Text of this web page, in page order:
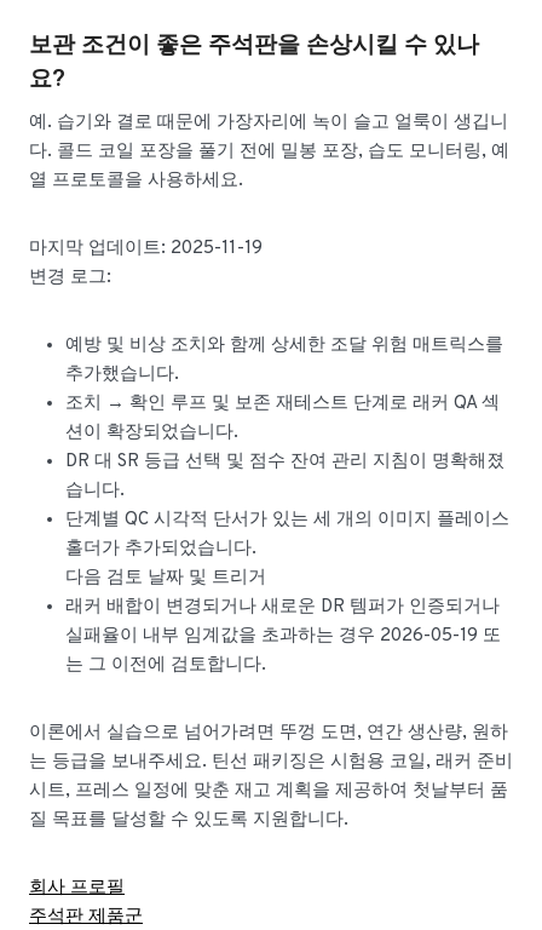
보관 조건이 좋은 주석판을 손상시킬 수 있나
요?
예. 습기와 결로 때문에 가장자리에 녹이 슬고 얼룩이 생깁니
다. 콜드 코일 포장을 풀기 전에 밀봉 포장, 습도 모니터링, 예
열 프로토콜을 사용하세요.
마지막 업데이트: 2025-11-19
변경 로그:
예방 및 비상 조치와 함께 상세한 조달 위험 매트릭스를
추가했습니다.
조치 → 확인 루프 및 보존 재테스트 단계로 래커 QA 섹
션이 확장되었습니다.
DR 대 SR 등급 선택 및 점수 잔여 관리 지침이 명확해졌
습니다.
단계별 QC 시각적 단서가 있는 세 개의 이미지 플레이스
홀더가 추가되었습니다.
다음 검토 날짜 및 트리거
래커 배합이 변경되거나 새로운 DR 템퍼가 인증되거나
실패율이 내부 임계값을 초과하는 경우 2026-05-19 또
는 그 이전에 검토합니다.
이론에서 실습으로 넘어가려면 뚜껑 도면, 연간 생산량, 원하
는 등급을 보내주세요. 틴선 패키징은 시험용 코일, 래커 준비
시트, 프레스 일정에 맞춘 재고 계획을 제공하여 첫날부터 품
질 목표를 달성할 수 있도록 지원합니다.
회사 프로필
주석판 제품군